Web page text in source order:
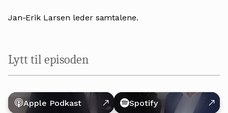
Jan-Erik Larsen leder samtalene.
Lytt til episoden
Apple Podkast Spotify